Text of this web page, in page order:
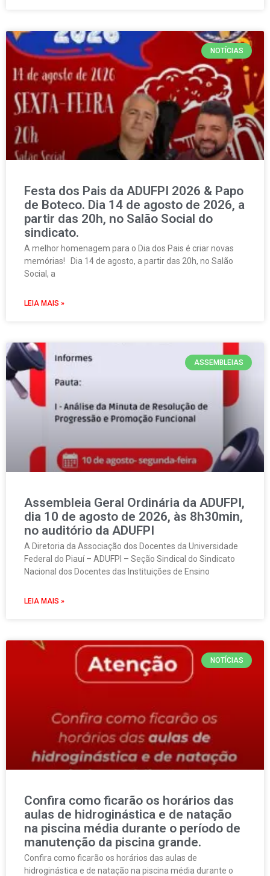
NOTÍCIAS
Festa dos Pais da ADUFPI 2026 & Papo
de Boteco. Dia 14 de agosto de 2026, a
partir das 20h, no Salão Social do
sindicato.
A melhor homenagem para o Dia dos Pais é criar novas
memórias! Dia 14 de agosto, a partir das 20h, no Salão
Social, a
LEIA MAIS »
ASSEMBLEIAS
Assembleia Geral Ordinária da ADUFPI,
dia 10 de agosto de 2026, às 8h30min,
no auditório da ADUFPI
A Diretoria da Associação dos Docentes da Universidade
Federal do Piauí – ADUFPI – Seção Sindical do Sindicato
Nacional dos Docentes das Instituições de Ensino
LEIA MAIS »
NOTÍCIAS
Confira como ficarão os horários das
aulas de hidroginástica e de natação
na piscina média durante o período de
manutenção da piscina grande.
Confira como ficarão os horários das aulas de
hidroginástica e de natação na piscina média durante o